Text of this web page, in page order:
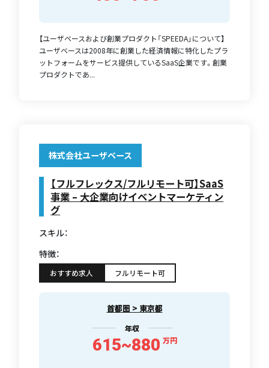
【ユーザベースおよび創業プロダクト「SPEEDA」について】
ユーザベースは2008年に創業した経済情報に特化したプラ
ットフォームをサービス提供しているSaaS企業です。創業
プロダクトであ...
株式会社ユーザベース
【フルフレックス/フルリモート可】SaaS
事業 – 大企業向けイベントマーケティン
グ
スキル：
特徴：
おすすめ求人 フルリモート可
首都圏 > 東京都
年収
615~880 万円